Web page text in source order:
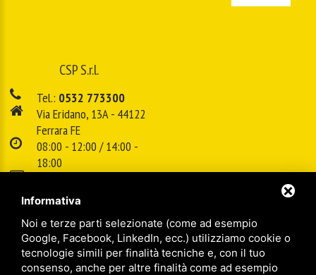
CSP S.r.l.
Tel.: 0532 773300
Via Eridano, 13A - 44122
Ferrara FE
08:00 - 12:00 / 14:00 -
18:00
info@cspsrl.biz
Sitemap / Privacy policy/Legal
Informativa
Noi e terze parti selezionate (come ad esempio
Google, Facebook, LinkedIn, ecc.) utilizziamo cookie o
tecnologie simili per finalità tecniche e, con il tuo
consenso, anche per altre finalità come ad esempio